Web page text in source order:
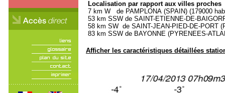
Localisation par rapport aux villes proches
7 km W de PAMPLONA (SPAIN) (179000
53 km SSW de SAINT-ETIENNE-DE-
58 km SW de SAINT-JEAN-PIED-DE-PORT
83 km SSW de BAYONNE (PYRENEES-
Afficher les caractéristiques détaillées